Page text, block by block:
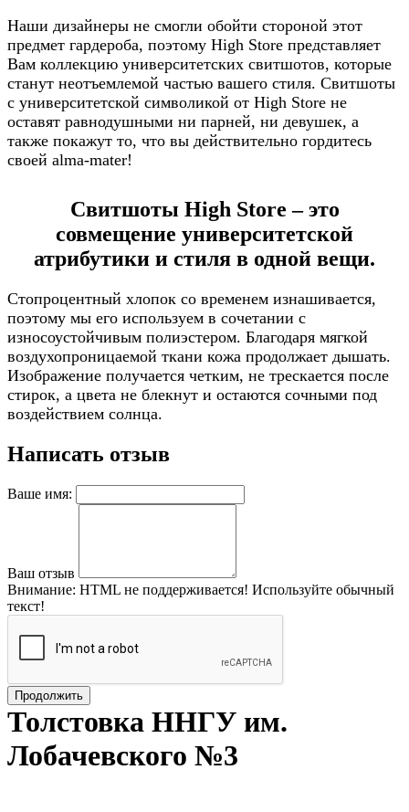
Наши дизайнеры не смогли обойти стороной этот
предмет гардероба, поэтому High Store представляет
Вам коллекцию университетских свитшотов, которые
станут неотъемлемой частью вашего стиля. Свитшоты
с университетской символикой от High Store не
оставят равнодушными ни парней, ни девушек, а
также покажут то, что вы действительно гордитесь
своей alma-mater!
Свитшоты High Store – это
совмещение университетской
атрибутики и стиля в одной вещи.
Стопроцентный хлопок со временем изнашивается,
поэтому мы его используем в сочетании с
износоустойчивым полиэстером. Благодаря мягкой
воздухопроницаемой ткани кожа продолжает дышать.
Изображение получается четким, не трескается после
стирок, а цвета не блекнут и остаются сочными под
воздействием солнца.
Написать отзыв
Ваше имя:
Ваш отзыв
Внимание: HTML не поддерживается! Используйте обычный
текст!
Продолжить
Толстовка ННГУ им.
Лобачевского №3